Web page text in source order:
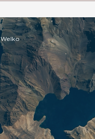
Welko